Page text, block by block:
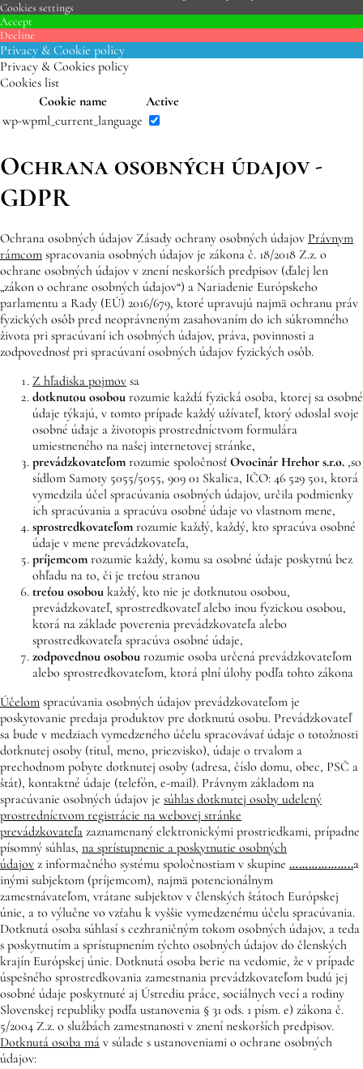
Cookies settings
Accept
Decline
Privacy & Cookie policy
Privacy & Cookies policy
Cookies list
Cookie name
Active
wp-wpml_current_language
Ochrana osobných údajov -
GDPR
Ochrana osobných údajov Zásady ochrany osobných údajov Právnym
rámcom spracovania osobných údajov je zákona č. 18/2018 Z.z. o
ochrane osobných údajov v znení neskorších predpisov (ďalej len
„zákon o ochrane osobných údajov“) a Nariadenie Európskeho
parlamentu a Rady (EÚ) 2016/679, ktoré upravujú najmä ochranu práv
fyzických osôb pred neoprávneným zasahovaním do ich súkromného
života pri spracúvaní ich osobných údajov, práva, povinnosti a
zodpovednosť pri spracúvaní osobných údajov fyzických osôb.
Z hľadiska pojmov sa
dotknutou osobou rozumie každá fyzická osoba, ktorej sa osobné
údaje týkajú, v tomto prípade každý užívateľ, ktorý odoslal svoje
osobné údaje a životopis prostredníctvom formulára
umiestneného na našej internetovej stránke,
prevádzkovateľom rozumie spoločnosť Ovocinár Hrehor s.r.o. ,so
sídlom Samoty 5055/5055, 909 01 Skalica, IČO: 46 529 501, ktorá
vymedzila účel spracúvania osobných údajov, určila podmienky
ich spracúvania a spracúva osobné údaje vo vlastnom mene,
sprostredkovateľom rozumie každý, každý, kto spracúva osobné
údaje v mene prevádzkovateľa,
príjemcom rozumie každý, komu sa osobné údaje poskytnú bez
ohľadu na to, či je treťou stranou
treťou osobou každý, kto nie je dotknutou osobou,
prevádzkovateľ, sprostredkovateľ alebo inou fyzickou osobou,
ktorá na základe poverenia prevádzkovateľa alebo
sprostredkovateľa spracúva osobné údaje,
zodpovednou osobou rozumie osoba určená prevádzkovateľom
alebo sprostredkovateľom, ktorá plní úlohy podľa tohto zákona
Účelom spracúvania osobných údajov prevádzkovateľom je
poskytovanie predaja produktov pre dotknutú osobu. Prevádzkovateľ
sa bude v medziach vymedzeného účelu spracovávať údaje o totožnosti
dotknutej osoby (titul, meno, priezvisko), údaje o trvalom a
prechodnom pobyte dotknutej osoby (adresa, číslo domu, obec, PSČ a
štát), kontaktné údaje (telefón, e-mail). Právnym základom na
spracúvanie osobných údajov je súhlas dotknutej osoby udelený
prostredníctvom registrácie na webovej stránke
prevádzkovateľa zaznamenaný elektronickými prostriedkami, prípadne
písomný súhlas, na sprístupnenie a poskytnutie osobných
údajov z informačného systému spoločnostiam v skupine ………………..a
inými subjektom (príjemcom), najmä potencionálnym
zamestnávateľom, vrátane subjektov v členských štátoch Európskej
únie, a to výlučne vo vzťahu k vyššie vymedzenému účelu spracúvania.
Dotknutá osoba súhlasí s cezhraničným tokom osobných údajov, a teda
s poskytnutím a sprístupnením týchto osobných údajov do členských
krajín Európskej únie. Dotknutá osoba berie na vedomie, že v prípade
úspešného sprostredkovania zamestnania prevádzkovateľom budú jej
osobné údaje poskytnuté aj Ústrediu práce, sociálnych vecí a rodiny
Slovenskej republiky podľa ustanovenia § 31 ods. 1 písm. e) zákona č.
5/2004 Z.z. o službách zamestnanosti v znení neskorších predpisov.
Dotknutá osoba má v súlade s ustanoveniami o ochrane osobných
údajov: